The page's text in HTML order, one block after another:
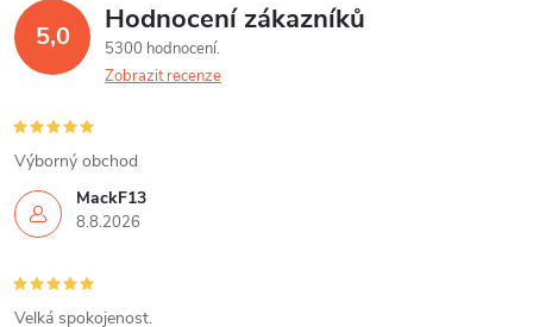
5,0 Hodnocení zákazníků
5300 hodnocení
Zobrazit recenze
MackF13
8.8.2026
Výborný obchod
Velká spokojenost.